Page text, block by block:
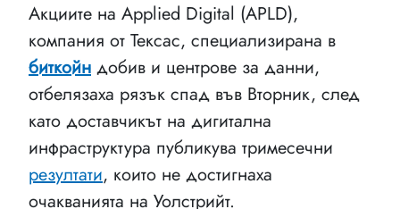
Акциите на Applied Digital (APLD),
компания от Тексас, специализирана в
биткойн добив и центрове за данни,
отбелязаха рязък спад във Вторник, след
като доставчикът на дигитална
инфраструктура публикува тримесечни
резултати, които не достигнаха
очакванията на Уолстрийт.